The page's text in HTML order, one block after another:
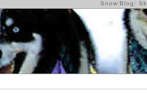
Snow Blog: